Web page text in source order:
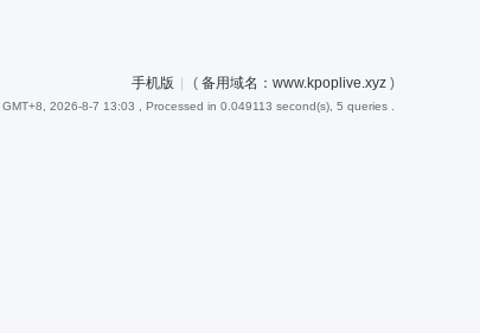
手机版 ( 备用域名：www.kpoplive.xyz )
GMT+8, 2026-8-7 13:03 , Processed in 0.049113 second(s), 5 queries .